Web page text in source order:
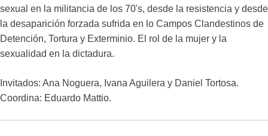
sexual en la militancia de los 70's, desde la resistencia y desde
la desaparición forzada sufrida en lo Campos Clandestinos de
Detención, Tortura y Exterminio. El rol de la mujer y la
sexualidad en la dictadura.
Invitados: Ana Noguera, Ivana Aguilera y Daniel Tortosa.
Coordina: Eduardo Mattio.